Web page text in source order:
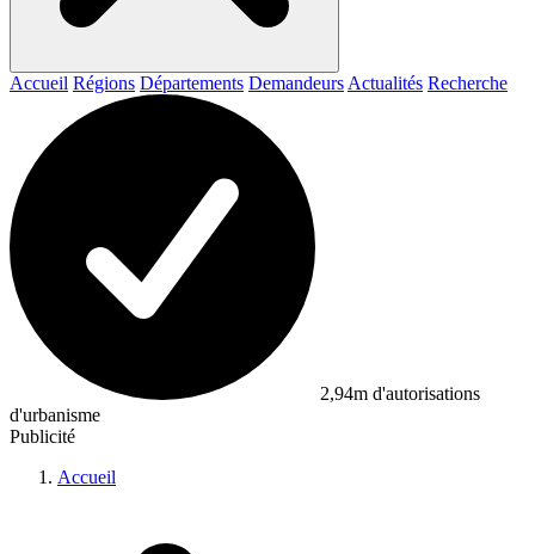
Accueil Régions Départements Demandeurs Actualités Recherche
2,94m d'autorisations
d'urbanisme
Publicité
Accueil